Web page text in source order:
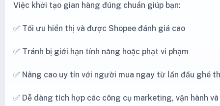
Việc khởi tạo gian hàng đúng chuẩn giúp bạn:
✅ Tối ưu hiển thị và được Shopee đánh giá cao
✅ Tránh bị giới hạn tính năng hoặc phạt vi phạm
✅ Nâng cao uy tín với người mua ngay từ lần đầu ghé
✅ Dễ dàng tích hợp các công cụ marketing, vận hành